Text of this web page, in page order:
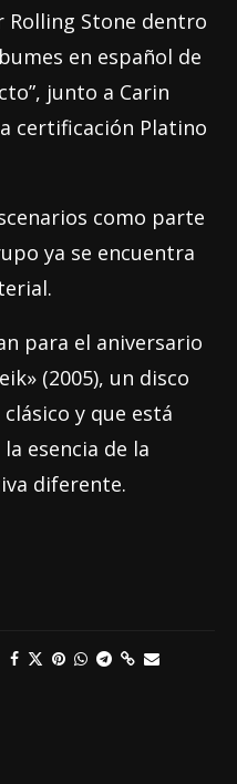
Rolling Stone dentro
en español de
junto a Carin
certificación Platino
como parte
ya se encuentra
para el aniversario
(2005), un disco
y que está
esencia de la
diferente.